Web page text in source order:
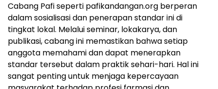
Cabang Pafi seperti pafikandangan.org berperan
dalam sosialisasi dan penerapan standar ini di
tingkat lokal. Melalui seminar, lokakarya, dan
publikasi, cabang ini memastikan bahwa setiap
anggota memahami dan dapat menerapkan
standar tersebut dalam praktik sehari-hari. Hal ini
sangat penting untuk menjaga kepercayaan